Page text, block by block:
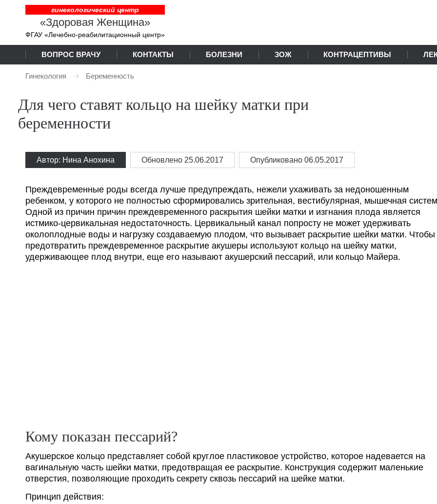
гинекологический центр
«Здоровая Женщина»
ФГАУ «Лечебно-реабилитационный центр»
ВОПРОС ВРАЧУ КОНТАКТЫ БОЛЕЗНИ ЗОЖ КОНТРАЦЕПТИВЫ
Гинекология Беременность
Для чего ставят кольцо на шейку матки при
беременности
Автор: Нина Анохина Обновлено 25.06.2017 Опубликовано 06.05.2017
Преждевременные роды всегда лучше предупреждать, нежели ухаживать за недоношенным
ребенком, у которого не полностью сформировались зрительная, вестибулярная, мышечная
Одной из причин причин преждевременного раскрытия шейки матки и изгнания плода является
истмико-цервикальная недостаточность. Цервикальный канал попросту не может удерживать
околоплодные воды и нагрузку создаваемую плодом, что вызывает раскрытие шейки матки. Чтобы
предотвратить преждевременное раскрытие акушеры используют кольцо на шейку матки,
удерживающее плод внутри, еще его называют акушерский пессарий, или кольцо Майера.
Кому показан пессарий?
Акушерское кольцо представляет собой круглое пластиковое устройство, которое надевается на
вагинальную часть шейки матки, предотвращая ее раскрытие. Конструкция содержит маленькие
отверстия, позволяющие проходить секрету сквозь пессарий на шейке матки.
Принцип действия: